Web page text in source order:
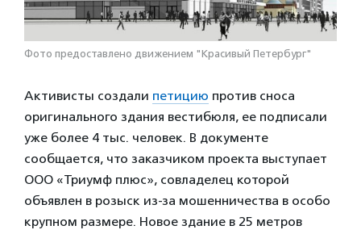
Фото предоставлено движением "Красивый Петербург"
Активисты создали петицию против сноса
оригинального здания вестибюля, ее подписали
уже более 4 тыс. человек. В документе
сообщается, что заказчиком проекта выступает
ООО «Триумф плюс», совладелец которой
объявлен в розыск из-за мошенничества в особо
крупном размере. Новое здание в 25 метров